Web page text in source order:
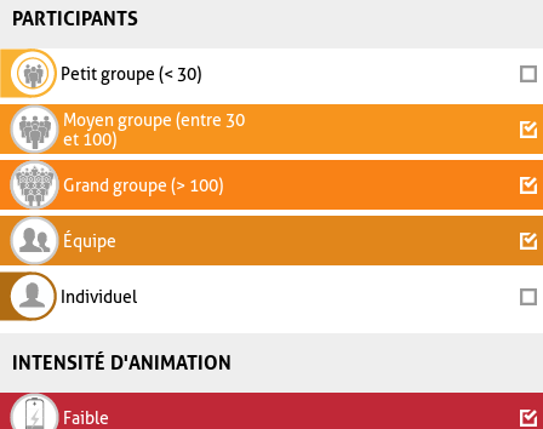
PARTICIPANTS
Petit groupe (< 30)
Moyen groupe (entre 30
et 100)
Grand groupe (> 100)
Équipe
Individuel
INTENSITÉ D'ANIMATION
Faible